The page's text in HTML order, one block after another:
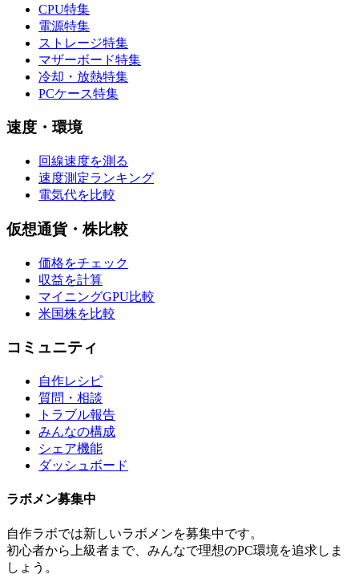
CPU特集
電源特集
ストレージ特集
マザーボード特集
冷却・放熱特集
PCケース特集
速度・環境
回線速度を測る
速度測定ランキング
電気代を比較
仮想通貨・株比較
価格をチェック
収益を計算
マイニングGPU比較
米国株を比較
コミュニティ
自作レシピ
質問・相談
トラブル報告
みんなの構成
シェア機能
ダッシュボード
ラボメン募集中
自作ラボでは新しいラボメンを募集中です。
初心者から上級者まで、みんなで理想のPC環境を追求しま
しょう。